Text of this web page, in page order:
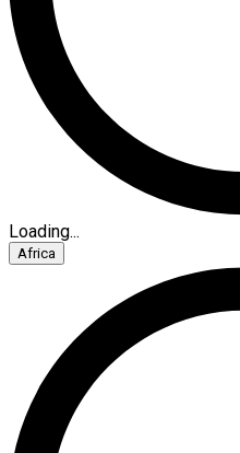
Loading...
Africa